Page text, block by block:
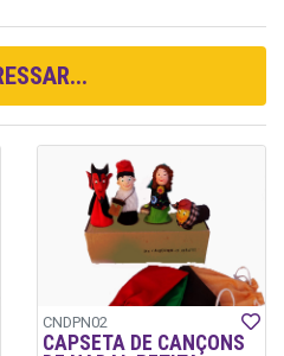
CNDPN02
CAPSETA DE CANÇONS